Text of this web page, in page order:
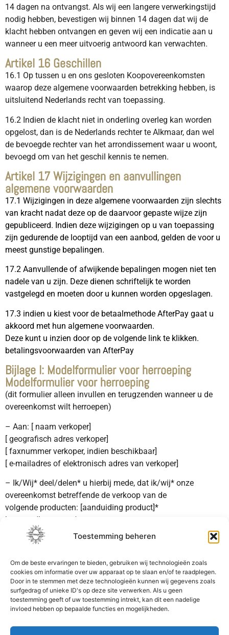
Toestemming beheren
Om de beste ervaringen te bieden, gebruiken wij technologieën zoals
cookies om informatie over uw apparaat op te slaan en/of te raadplegen.
Door in te stemmen met deze technologieën kunnen wij gegevens zoals
surfgedrag of unieke ID's op deze site verwerken. Als u geen
toestemming geeft of uw toestemming intrekt, kan dit een nadelige
invloed hebben op bepaalde functies en mogelijkheden.
14 dagen na ontvangst. Als wij een langere verwerkingstijd
nodig hebben, bevestigen wij binnen 14 dagen dat wij de
klacht hebben ontvangen en geven wij een indicatie aan u
wanneer u een meer uitvoerig antwoord kan verwachten.
Artikel 16 Geschillen
16.1 Op tussen u en ons gesloten Koopovereenkomsten
waarop deze algemene voorwaarden betrekking hebben, is
uitsluitend Nederlands recht van toepassing.
16.2 Indien de klacht niet in onderling overleg kan worden
opgelost, dan is de Nederlands rechter te Alkmaar, dan wel
de bevoegde rechter van het arrondissement waar u woont,
bevoegd om van het geschil kennis te nemen.
Artikel 17 Wijzigingen en aanvullingen
algemene voorwaarden
17.1 Wijzigingen in deze algemene voorwaarden zijn slechts
van kracht nadat deze op de daarvoor gepaste wijze zijn
gepubliceerd. Indien deze wijzigingen op u van toepassing
zijn gedurende de looptijd van een aanbod, gelden de voor u
meest gunstige bepalingen.
17.2 Aanvullende of afwijkende bepalingen mogen niet ten
nadele van u zijn. Deze dienen schriftelijk te worden
vastgelegd en moeten door u kunnen worden opgeslagen.
17.3 indien u kiest voor de betaalmethode AfterPay gaat u
akkoord met hun algemene voorwaarden.
Deze kunt u inzien door op de volgende link te klikken.
betalingsvoorwaarden van AfterPay
Bijlage I: Modelformulier voor herroeping
Modelformulier voor herroeping
(dit formulier alleen invullen en terugzenden wanneer u de
overeenkomst wilt herroepen)
– Aan: [ naam verkoper]
[ geografisch adres verkoper]
[ faxnummer verkoper, indien beschikbaar]
[ e-mailadres of elektronisch adres van verkoper]
– Ik/Wij* deel/delen* u hierbij mede, dat ik/wij* onze
overeenkomst betreffende de verkoop van de
volgende producten: [aanduiding product]*
herroept/herroepen*
– Besteld op*/ontvangen op* [datum ontvangst bij
– [Naam consumenten(en)]
– [Adres consument(en)]
– [Handtekening consument(en)] (alleen wanneer dit